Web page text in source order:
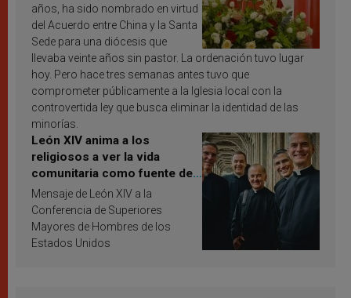
años, ha sido nombrado en virtud
del Acuerdo entre China y la Santa
Sede para una diócesis que
llevaba veinte años sin pastor. La ordenación tuvo lugar
hoy. Pero hace tres semanas antes tuvo que
comprometer públicamente a la Iglesia local con la
controvertida ley que busca eliminar la identidad de las
minorías.
León XIV anima a los
religiosos a ver la vida
comunitaria como fuente de
inspiración y santificación
Mensaje de León XIV a la
Conferencia de Superiores
Mayores de Hombres de los
Estados Unidos